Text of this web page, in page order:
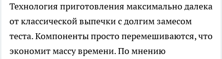
Технология приготовления максимально далека
от классической выпечки с долгим замесом
теста. Компоненты просто перемешиваются, что
экономит массу времени. По мнению